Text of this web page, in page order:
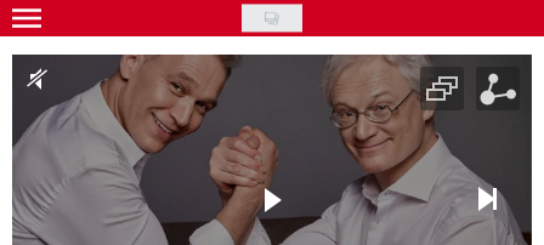
Skip
to
main
content
Gwiazdy
Ludzie
Moda
Uroda